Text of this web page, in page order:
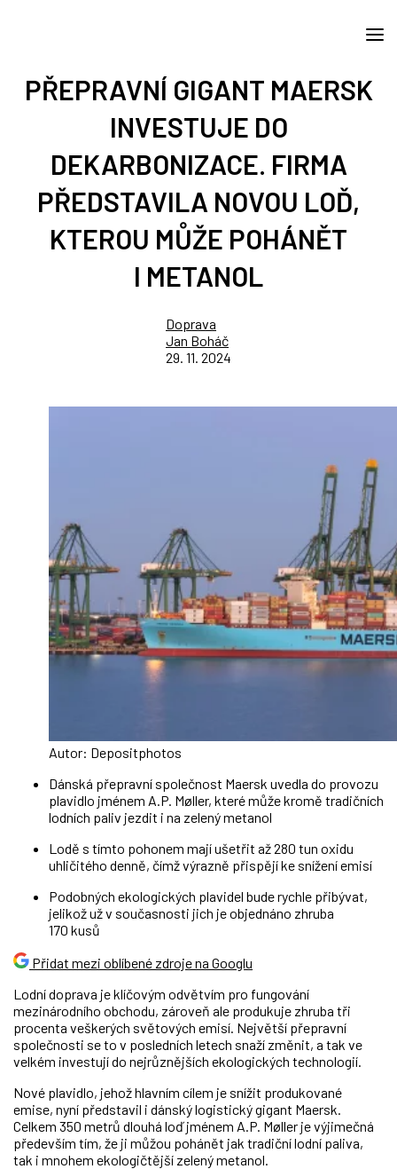
PŘEPRAVNÍ GIGANT MAERSK
INVESTUJE DO
DEKARBONIZACE. FIRMA
PŘEDSTAVILA NOVOU LOĎ,
KTEROU MŮŽE POHÁNĚT
I METANOL
Doprava
Jan Boháč
29. 11. 2024
Autor: Depositphotos
Dánská přepravní společnost Maersk uvedla do provozu
plavidlo jménem A.P. Møller, které může kromě tradičních
lodních paliv jezdit i na zelený metanol
Lodě s tímto pohonem mají ušetřit až 280 tun oxidu
uhličitého denně, čímž výrazně přispějí ke snížení emisí
Podobných ekologických plavidel bude rychle přibývat,
jelikož už v současnosti jich je objednáno zhruba
170 kusů
Přidat mezi oblíbené zdroje na Googlu
Lodní doprava je klíčovým odvětvím pro fungování
mezinárodního obchodu, zároveň ale produkuje zhruba tři
procenta veškerých světových emisí. Největší přepravní
společnosti se to v posledních letech snaží změnit, a tak ve
velkém investují do nejrůznějších ekologických technologií.
Nové plavidlo, jehož hlavním cílem je snížit produkované
emise, nyní představil i dánský logistický gigant Maersk.
Celkem 350 metrů dlouhá loď jménem A.P. Møller je výjimečná
především tím, že ji můžou pohánět jak tradiční lodní paliva,
tak i mnohem ekologičtější zelený metanol.